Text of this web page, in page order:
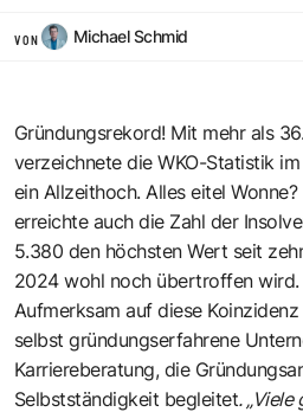
VON Michael Schmid
Gründungsrekord! Mit mehr als
verzeichnete dieWKO-Statistik
ein Allzeithoch. Alles eitel
erreichte auch die Zahl der
5.380 den höchsten Wert seit
2024 wohl noch übertroffen wird.
Aufmerksam auf diese
selbst gründungserfahrene
Karriereberatung, die
Selbstständigkeit begleitet.